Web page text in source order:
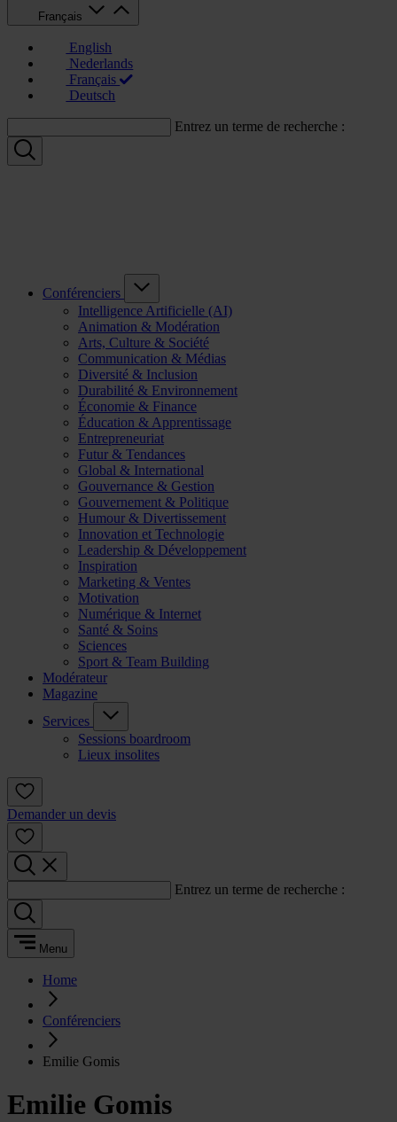
Français
English
Nederlands
Français
Deutsch
Entrez un terme de recherche :
Conférenciers
Intelligence Artificielle (AI)
Animation & Modération
Arts, Culture & Société
Communication & Médias
Diversité & Inclusion
Durabilité & Environnement
Économie & Finance
Éducation & Apprentissage
Entrepreneuriat
Futur & Tendances
Global & International
Gouvernance & Gestion
Gouvernement & Politique
Humour & Divertissement
Innovation et Technologie
Leadership & Développement
Inspiration
Marketing & Ventes
Motivation
Numérique & Internet
Santé & Soins
Sciences
Sport & Team Building
Modérateur
Magazine
Services
Sessions boardroom
Lieux insolites
Demander un devis
Entrez un terme de recherche :
Menu
Home
Conférenciers
Emilie Gomis
Emilie Gomis